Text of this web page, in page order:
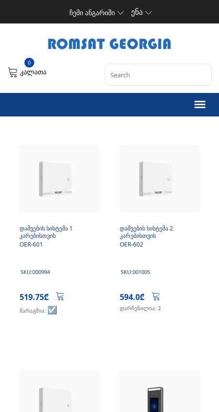
ჩემი ანგარიში ენა
0
კალათა
დაშვების სისტემა 1
კარებისთვის
OER-601
SKU:000994
519.75₾
მარაგშია: ☑️
დაშვების სისტემა 2
კარებისთვის
OER-602
SKU:001005
594.0₾
დარჩენილია: 2